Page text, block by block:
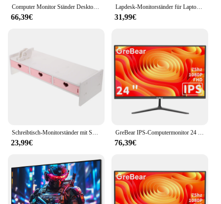
Computer Monitor Ständer Desktop Zubehör Laptop Riser mit Organizer Rosa PVC
66,39€
Lapdesk-Monitorständer für Laptop-Computerständer aus Holz, 49 x 19 cm, Riser mit Organizer für den Schreibtisch, rosa Bildschirm, Büro
31,99€
Schreibtisch-Monitorständer mit Schublade, Aufbewahrungs-Riser, Organizer, Computer, Laptop, Regal, Rosa, für Büro
23,99€
GreBear IPS-Computermonitor 24 Zoll, FHD 1080p PC-Monitor, 5 ms (GTG), 99 % sRGB, ultraschlank, LED Low Blue Light An
76,39€